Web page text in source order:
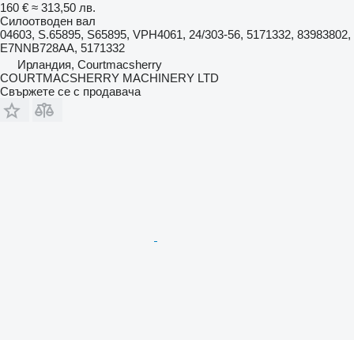
160 € ≈ 313,50 лв.
Силоотводен вал
04603, S.65895, S65895, VPH4061, 24/303-56, 5171332, 83983802,
E7NNB728AA, 5171332
Ирландия, Courtmacsherry
COURTMACSHERRY MACHINERY LTD
Свържете се с продавача